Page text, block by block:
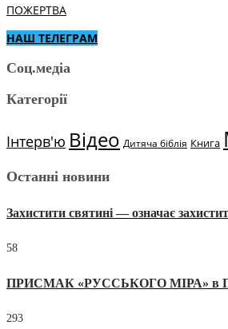
ПОЖЕРТВА
НАШ ТЕЛЕГРАМ
Соц.медіа
Категорії
Інтерв'ю Відео Дитяча біблія Книга
Останні новини
Захистити святині — означає
58
ПРИСМАК «РУССЬКОГО МІРА» в ПЦУ:
293